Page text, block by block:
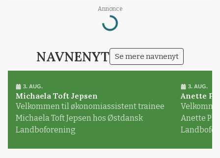
Annonce
Loading...
NAVNENYT Se mere navnenyt
3. AUG.
Michaela Toft Jepsen
Velkommen til økonomiassistent trainee
Michaela Toft Jepsen hos Østdansk
Landboforening
3. AUG.
Anette
Anette